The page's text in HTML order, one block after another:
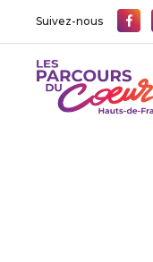
Suivez-nous